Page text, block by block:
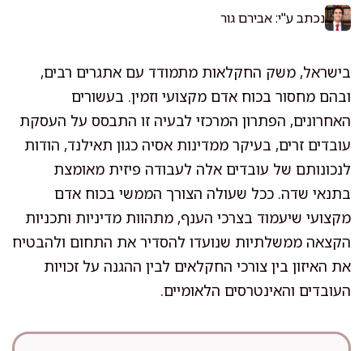
נכתב ע"י: אבירם גור
בישראל, משק החקלאות מתמודד עם אתגרים רבים,
ובהם מחסור בכוח אדם מקצועי וזמין. בעשורים
האחרונים, הפתרון המרכזי לבעיה זו התבסס על העסקת
עובדים זרים, בעיקר ממדינות אסיה כגון תאילנד, הודות
לנכונותם של עובדים אלה לעבודה פיזית מאומצת
בתנאי שדה. ככל שעולה הצורך הממשי בכוח אדם
מקצועי שיעמוד בצרכי הענף, מתהוות מדיניות ותכניות
הקצאה ממשלתיות שנועדו להסדיר את התחום ולהבטיח
את האיזון בין צורכי החקלאים לבין ההגנה על זכויות
העובדים והאינטרסים הלאומיים.